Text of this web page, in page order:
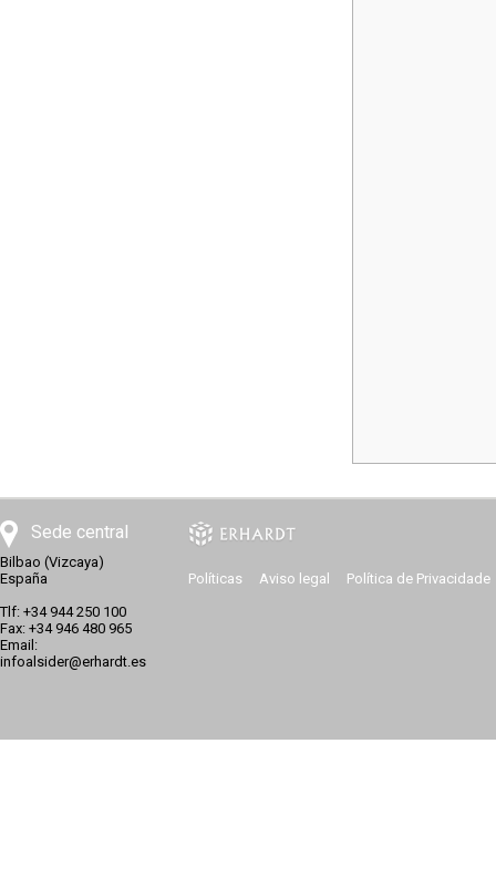
Sede central
Bilbao (Vizcaya)
España
Tlf: +34 944 250 100
Fax: +34 946 480 965
Email:
infoalsider@erhardt.es
Política de Privacidade
Aviso legal
Políticas